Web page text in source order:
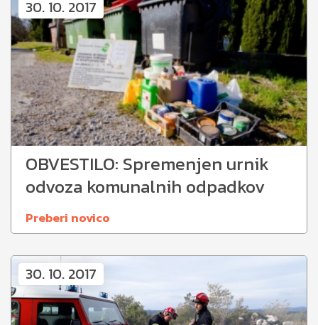
30. 10. 2017
OBVESTILO: Spremenjen urnik
odvoza komunalnih odpadkov
Preberi novico
30. 10. 2017